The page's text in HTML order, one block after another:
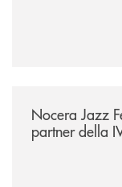
Nocera Jazz
partner della